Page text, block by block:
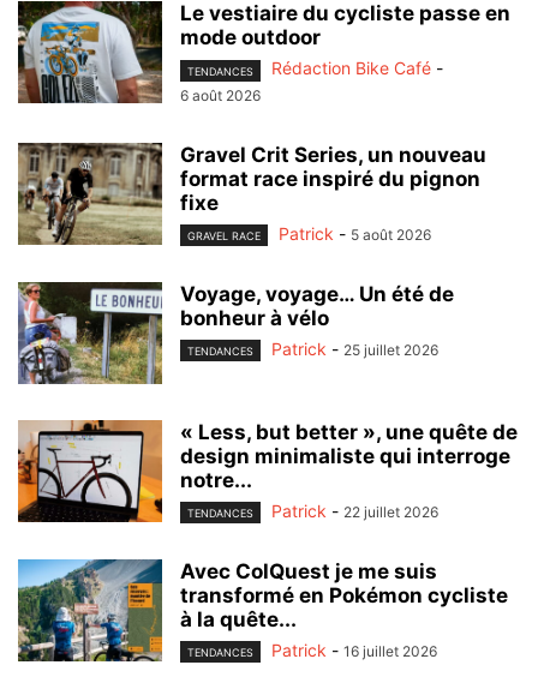
Le vestiaire du cycliste passe en
mode outdoor
TENDANCES Rédaction Bike Café -
6 août 2026
Gravel Crit Series, un nouveau
format race inspiré du pignon
fixe
GRAVEL RACE Patrick - 5 août 2026
Voyage, voyage… Un été de
bonheur à vélo
TENDANCES Patrick - 25 juillet 2026
« Less, but better », une quête de
design minimaliste qui interroge
notre...
TENDANCES Patrick - 22 juillet 2026
Avec ColQuest je me suis
transformé en Pokémon cycliste
à la quête...
TENDANCES Patrick - 16 juillet 2026